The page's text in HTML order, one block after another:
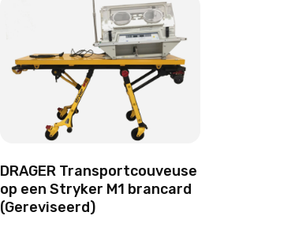
DRAGER Transportcouveuse
op een Stryker M1 brancard
(Gereviseerd)